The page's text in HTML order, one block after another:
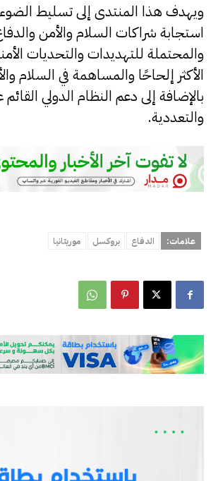
ويهدف هذا المنتدى إلى تسليط
استجابة شراكات السلام والأمن
والمحتملة للتهديدات والتحديات
الأكثر إلحاحًا والمساهمة في السلام
بالإضافة إلى دعم النظام الدولي
والتعددية.
علامات: الدفاع بروكسل موريتانيا